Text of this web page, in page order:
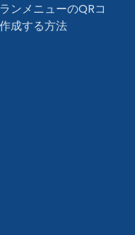
ンメニューのQRコ
成する方法